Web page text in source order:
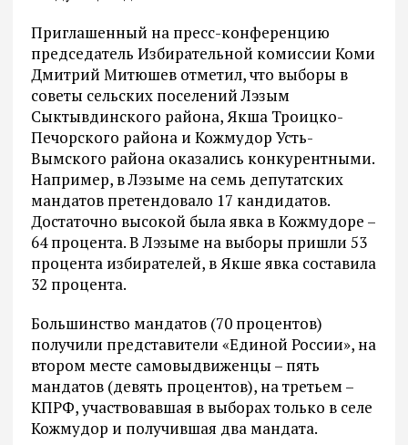
Приглашенный на пресс-конференцию
председатель Избирательной комиссии Коми
Дмитрий Митюшев отметил, что выборы в
советы сельских поселений Лэзым
Сыктывдинского района, Якша Троицко-
Печорского района и Кожмудор Усть-
Вымского района оказались конкурентными.
Например, в Лэзыме на семь депутатских
мандатов претендовало 17 кандидатов.
Достаточно высокой была явка в Кожмудоре –
64 процента. В Лэзыме на выборы пришли 53
процента избирателей, в Якше явка составила
32 процента.
Большинство мандатов (70 процентов)
получили представители «Единой России», на
втором месте самовыдвиженцы – пять
мандатов (девять процентов), на третьем –
КПРФ, участвовавшая в выборах только в селе
Кожмудор и получившая два мандата.